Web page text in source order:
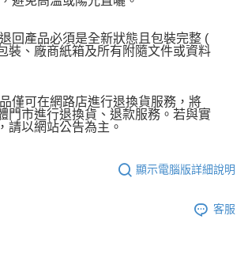
回產品必須是全新狀態且包裝完整 (
裝、廠商紙箱及所有附隨文件或資料
僅可在網路店進行退換貨服務，將
門市進行退換貨、退款服務。若與實
請以網站公告為主。
顯示電腦版詳細說明
客服